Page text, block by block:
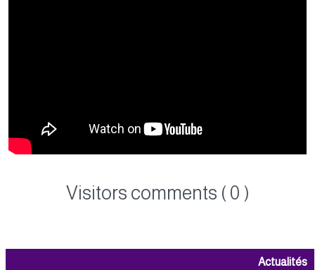
Visitors comments ( 0 )
Actualités